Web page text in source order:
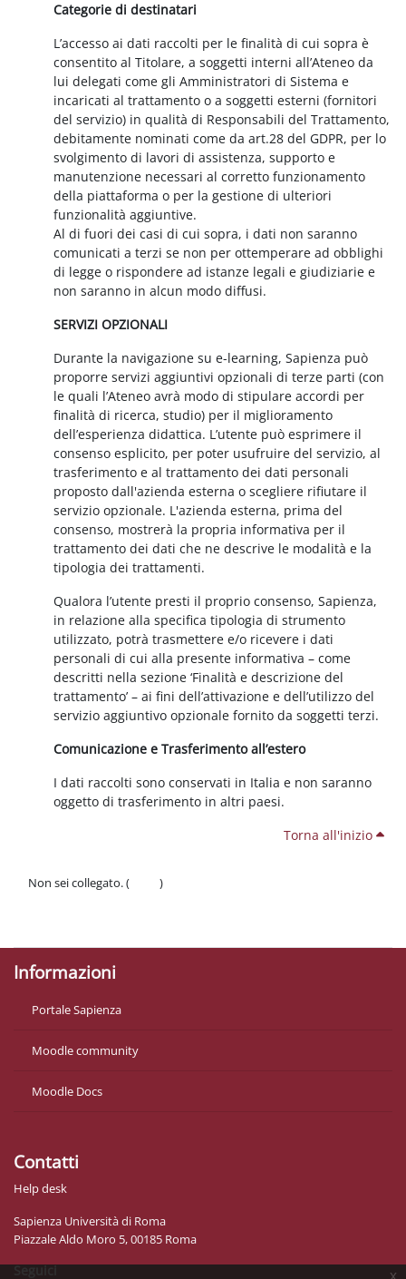
x
Categorie di destinatari
L’accesso ai dati raccolti per le finalità di cui sopra è
consentito al Titolare, a soggetti interni all’Ateneo da
lui delegati come gli Amministratori di Sistema e
incaricati al trattamento o a soggetti esterni (fornitori
del servizio) in qualità di Responsabili del Trattamento,
debitamente nominati come da art.28 del GDPR, per lo
svolgimento di lavori di assistenza, supporto e
manutenzione necessari al corretto funzionamento
della piattaforma o per la gestione di ulteriori
funzionalità aggiuntive.
Al di fuori dei casi di cui sopra, i dati non saranno
comunicati a terzi se non per ottemperare ad obblighi
di legge o rispondere ad istanze legali e giudiziarie e
non saranno in alcun modo diffusi.
SERVIZI OPZIONALI
Durante la navigazione su e-learning, Sapienza può
proporre servizi aggiuntivi opzionali di terze parti (con
le quali l’Ateneo avrà modo di stipulare accordi per
finalità di ricerca, studio) per il miglioramento
dell’esperienza didattica. L’utente può esprimere il
consenso esplicito, per poter usufruire del servizio, al
trasferimento e al trattamento dei dati personali
proposto dall'azienda esterna o scegliere rifiutare il
servizio opzionale. L'azienda esterna, prima del
consenso, mostrerà la propria informativa per il
trattamento dei dati che ne descrive le modalità e la
tipologia dei trattamenti.
Qualora l’utente presti il proprio consenso, Sapienza,
in relazione alla specifica tipologia di strumento
utilizzato, potrà trasmettere e/o ricevere i dati
personali di cui alla presente informativa – come
descritti nella sezione ‘Finalità e descrizione del
trattamento’ – ai fini dell’attivazione e dell’utilizzo del
servizio aggiuntivo opzionale fornito da soggetti terzi.
Comunicazione e Trasferimento all’estero
I dati raccolti sono conservati in Italia e non saranno
oggetto di trasferimento in altri paesi.
Torna all'inizio
Non sei collegato. (
)
Informazioni
Portale Sapienza
Moodle community
Moodle Docs
Contatti
Help desk
Sapienza Università di Roma
Piazzale Aldo Moro 5, 00185 Roma
Seguici